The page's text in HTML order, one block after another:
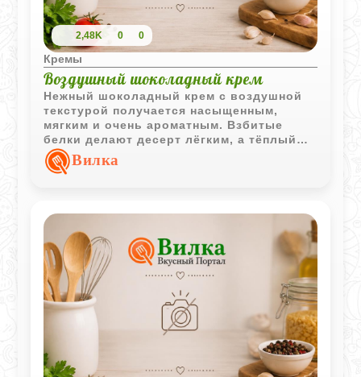
2,48K 0 0
Кремы
Воздушный шоколадный крем
Нежный шоколадный крем с воздушной
текстурой получается насыщенным,
мягким и очень ароматным. Взбитые
белки делают десерт лёгким, а тёплый
шоколад придаёт ему глубокий вкус.
Вилка